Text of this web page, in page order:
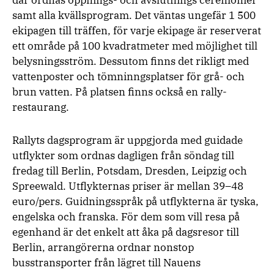
samt alla kvällsprogram. Det väntas ungefär 1 500
ekipagen till träffen, för varje ekipage är reserverat
ett område på 100 kvadratmeter med möjlighet till
belysningsström. Dessutom finns det rikligt med
vattenposter och tömninngsplatser för grå- och
brun vatten. På platsen finns också en rally-
restaurang.
Rallyts dagsprogram är uppgjorda med guidade
utflykter som ordnas dagligen från söndag till
fredag till Berlin, Potsdam, Dresden, Leipzig och
Spreewald. Utflykternas priser är mellan 39–48
euro/pers. Guidningsspråk på utflykterna är tyska,
engelska och franska. För dem som vill resa på
egenhand är det enkelt att åka på dagsresor till
Berlin, arrangörerna ordnar nonstop
busstransporter från lägret till Nauens